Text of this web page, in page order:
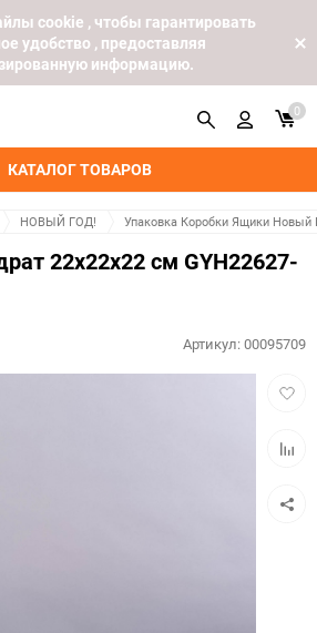
cookie , чтобы гарантировать
удобство , предоставляя
информацию.
КАТАЛОГ ТОВАРОВ
0
НОВЫЙ ГОД! Упаковка Коробки Ящики Новый
22х22х22 см GYH22627-
Артикул:00095709